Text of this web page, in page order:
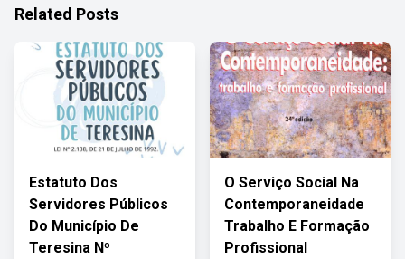
Related Posts
Estatuto Dos
Servidores Públicos
Do Município De
Teresina Nº
O Serviço Social Na
Contemporaneidade
Trabalho E Formação
Profissional